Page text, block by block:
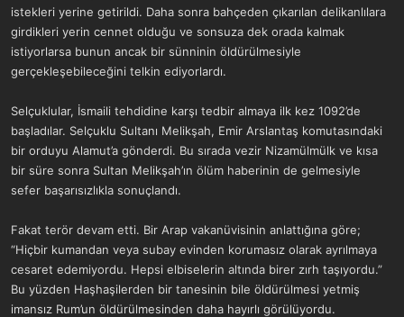
istekleri yerine getirildi. Daha sonra bahçeden çıkarılan delikanlılara
girdikleri yerin cennet olduğu ve sonsuza dek orada kalmak
istiyorlarsa bunun ancak bir sünninin öldürülmesiyle
gerçekleşebileceğini telkin ediyorlardı.
Selçuklular, İsmaili tehdidine karşı tedbir almaya ilk kez 1092’de
başladılar. Selçuklu Sultanı Melikşah, Emir Arslantaş komutasındaki
bir orduyu Alamut’a gönderdi. Bu sırada vezir Nizamülmülk ve kısa
bir süre sonra Sultan Melikşah’ın ölüm haberinin de gelmesiyle
sefer başarısızlıkla sonuçlandı.
Fakat terör devam etti. Bir Arap vakanüvisinin anlattığına göre;
“Hiçbir kumandan veya subay evinden korumasız olarak ayrılmaya
cesaret edemiyordu. Hepsi elbiselerin altında birer zırh taşıyordu.”
Bu yüzden Haşhaşilerden bir tanesinin bile öldürülmesi yetmiş
imansız Rum’un öldürülmesinden daha hayırlı görülüyordu.